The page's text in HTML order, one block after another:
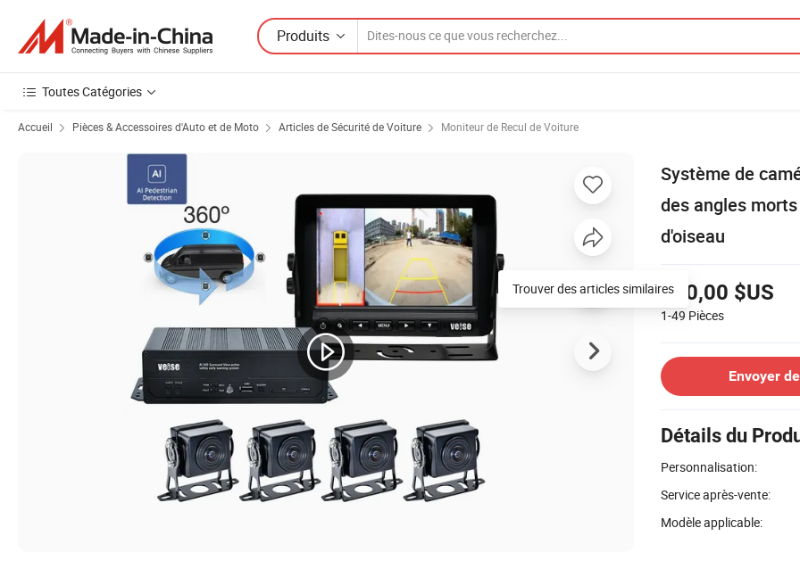
Produits
Toutes Catégories
Accueil Pièces & Accessoires d'Auto et de Moto Articles de Sécurité de Voiture Moniteur de Recul de Voiture
Système de
des angles
d'oiseau
520,00 $US
1-49 Pièces
Envoyer
Détails du
Personnalisation:
Service après-vente:
Modèle applicable:
Trouver des articles similaires